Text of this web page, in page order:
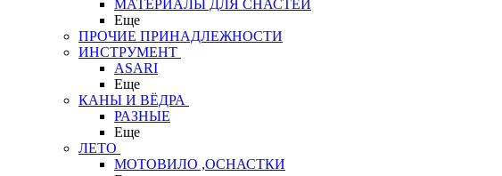
МАТЕРИАЛЫ ДЛЯ СНАСТЕЙ
Еще
ПРОЧИЕ ПРИНАДЛЕЖНОСТИ
ИНСТРУМЕНТ
ASARI
Еще
КАНЫ И ВЁДРА
РАЗНЫЕ
Еще
ЛЕТО
МОТОВИЛО ,ОСНАСТКИ